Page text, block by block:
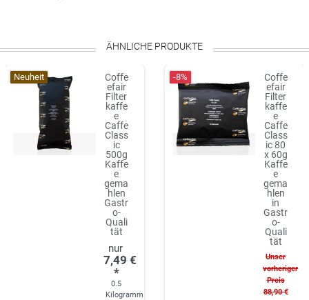
ÄHNLICHE PRODUKTE
Neuheit
Coffe
efair
Filter
kaffe
e
Caffe
Class
ic
500g
Kaffe
e
gema
hlen
Gastr
o-
Quali
tät
7,49 €
*
0.5
Kilogramm
-8%
Coffe
efair
Filter
kaffe
e
Caffe
Class
ic 80
x 60g
Kaffe
e
gema
hlen
in
Gastr
o-
Quali
tät
Unser
vorheriger
Preis
88,90 €